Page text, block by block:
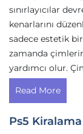
sınırlayıcılar
kenarlarını
sadece estetik
zamanda
yardımcı olur.
Read More
Ps5